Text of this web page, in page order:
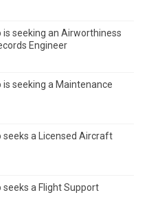
is seeking an Airworthiness
Engineer
is seeking a Maintenance
seeks a Licensed Aircraft
seeks a Flight Support